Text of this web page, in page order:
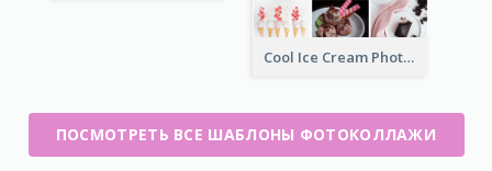
Cool Ice Cream Photo Collage
ПОСМОТРЕТЬ ВСЕ ШАБЛОНЫ ФОТОКОЛЛАЖИ